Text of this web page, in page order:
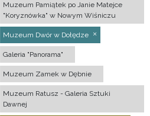
Muzeum Pamiątek po Janie Matejce
"Koryznówka" w Nowym Wiśniczu
Muzeum Dwór w Dołędze
Galeria "Panorama"
Muzeum Zamek w Dębnie
Muzeum Ratusz - Galeria Sztuki
Dawnej